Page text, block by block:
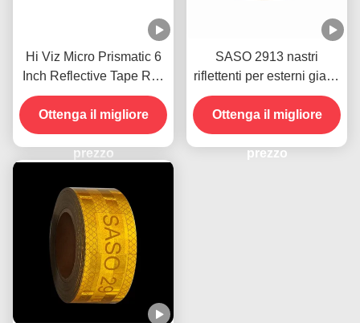
Hi Viz Micro Prismatic 6
Inch Reflective Tape Roll
impermeabile per
rimorchi
Ottenga il migliore
prezzo
SASO 2913 nastri
riflettenti per esterni giallo
arancione OEM
Ottenga il migliore
prezzo